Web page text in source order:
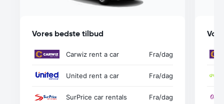
Vores bedste tilbud
Carwiz rent a car Fra/dag
United rent a car Fra/dag
SurPrice car rentals Fra/dag